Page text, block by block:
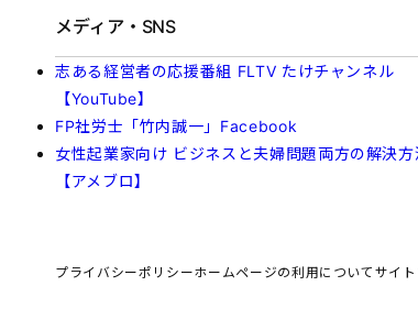
メディア・SNS
志ある経営者の応援番組 FLTV たけチャンネル
【YouTube】
FP社労士「竹内誠一」Facebook
女性起業家向け ビジネスと夫婦問題両方の解決方
【アメブロ】
プライバシーポリシーホームページの利用について サイ